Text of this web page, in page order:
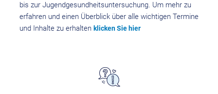
bis zur Jugendgesundheitsuntersuchung. Um mehr zu
erfahren und einen Überblick über alle wichtigen Termine
und Inhalte zu erhalten klicken Sie hier